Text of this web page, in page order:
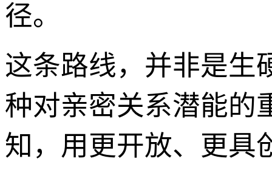
径。
这条路线，并非是生
种对亲密关系潜能的
知，用更开放、更具